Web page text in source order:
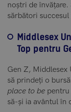
noștri de
sărbători succesul
Middlesex
Top pentru
Gen Z, Middlesex
să prindeți o
place to be pentru
să-și ia avântul în